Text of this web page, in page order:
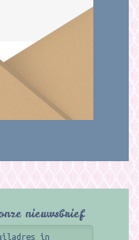
nieuwsbrief